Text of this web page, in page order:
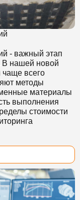
- важный этап
В нашей новой
чаще всего
методы
материалы
выполнения
стоимости